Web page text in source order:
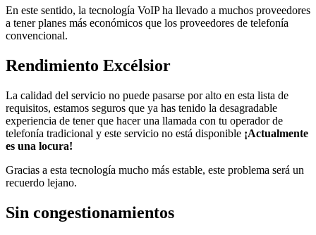
En este sentido, la tecnología VoIP ha llevado a muchos proveedores
a tener planes más económicos que los proveedores de telefonía
convencional.
Rendimiento Excélsior
La calidad del servicio no puede pasarse por alto en esta lista de
requisitos, estamos seguros que ya has tenido la desagradable
experiencia de tener que hacer una llamada con tu operador de
telefonía tradicional y este servicio no está disponible ¡Actualmente
es una locura!
Gracias a esta tecnología mucho más estable, este problema será un
recuerdo lejano.
Sin congestionamientos